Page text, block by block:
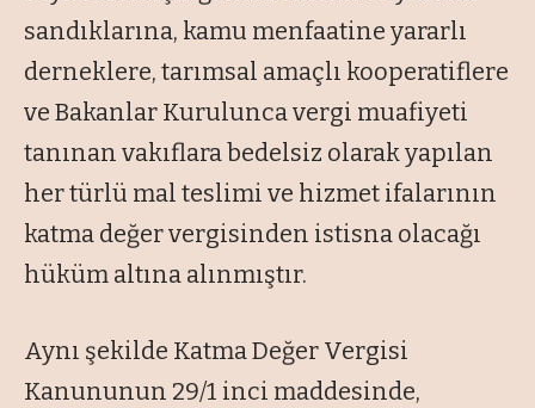
sandıklarına, kamu menfaatine yararlı
derneklere, tarımsal amaçlı kooperatiflere
ve Bakanlar Kurulunca vergi muafiyeti
tanınan vakıflara bedelsiz olarak yapılan
her türlü mal teslimi ve hizmet ifalarının
katma değer vergisinden istisna olacağı
hüküm altına alınmıştır.
Aynı şekilde Katma Değer Vergisi
Kanununun 29/1 inci maddesinde,